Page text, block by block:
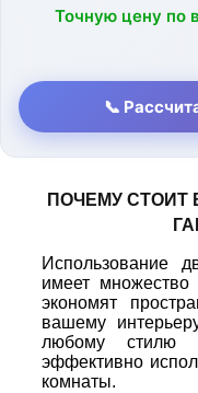
Точную цену по
📞
ПОЧЕМУ СТОИТ
Использование
имеет множество
экономят
вашему
любому стилю
эффективно
комнаты.